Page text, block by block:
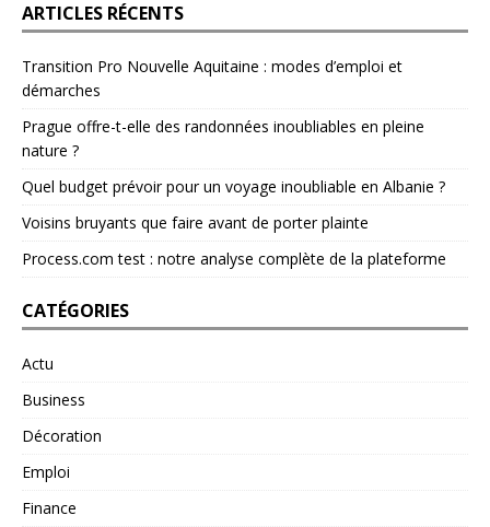
ARTICLES RÉCENTS
Transition Pro Nouvelle Aquitaine : modes d’emploi et
démarches
Prague offre-t-elle des randonnées inoubliables en pleine
nature ?
Quel budget prévoir pour un voyage inoubliable en Albanie ?
Voisins bruyants que faire avant de porter plainte
Process.com test : notre analyse complète de la plateforme
CATÉGORIES
Actu
Business
Décoration
Emploi
Finance